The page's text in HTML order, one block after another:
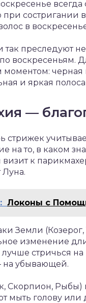
состригании
в
преследуют
воскресеньям.
черная
и яркая
—
стрижек
на то, в каком
к
Луна.
Локоны с
Земли
изменение
стричься на
на убывающей.
Скорпион,
мыть голову или